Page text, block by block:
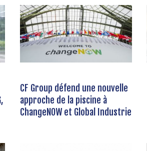
CF Group défend une nouvelle
approche de la piscine à
ChangeNOW et Global Industrie